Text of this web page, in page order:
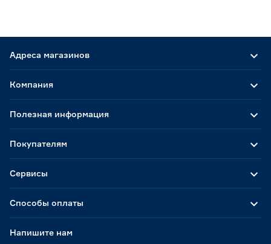
Адреса магазинов
Способы оплаты
Компания
Полезная информация
Покупателям
Сервисы
Напишите нам